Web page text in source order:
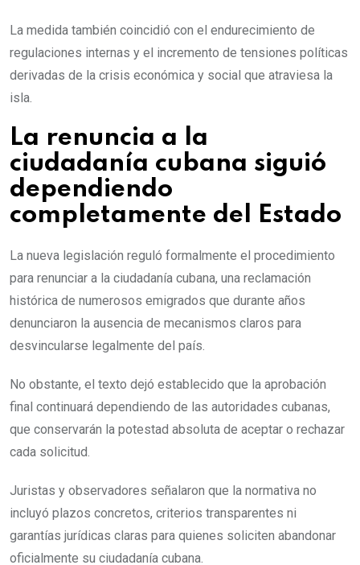
La medida también coincidió con el endurecimiento de
regulaciones internas y el incremento de tensiones políticas
derivadas de la crisis económica y social que atraviesa la
isla.
La renuncia a la
ciudadanía cubana siguió
dependiendo
completamente del Estado
La nueva legislación reguló formalmente el procedimiento
para renunciar a la ciudadanía cubana, una reclamación
histórica de numerosos emigrados que durante años
denunciaron la ausencia de mecanismos claros para
desvincularse legalmente del país.
No obstante, el texto dejó establecido que la aprobación
final continuará dependiendo de las autoridades cubanas,
que conservarán la potestad absoluta de aceptar o rechazar
cada solicitud.
Juristas y observadores señalaron que la normativa no
incluyó plazos concretos, criterios transparentes ni
garantías jurídicas claras para quienes soliciten abandonar
oficialmente su ciudadanía cubana.